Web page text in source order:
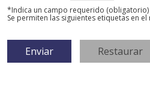
*Indica un campo requerido (obligatorio)
Se permiten las siguientes etiquetas en el